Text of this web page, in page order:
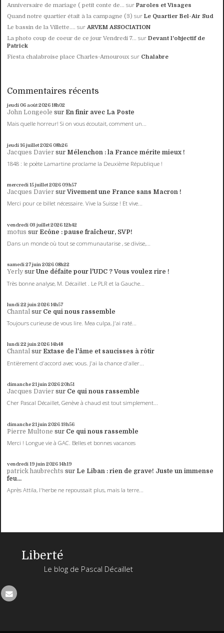
Anniversaire de mariage ( petit conte de... surParoles et Visages
Quand notre quartier était à la campagne (3) surLe Quartier Bel-Air Sud
Le bassin de la Villette.... sur ARVEM ASSOCIATION
La photo coup de coeur de ce jour Vendredi 7... surDevant l'objectif de
Patrick
Fiesta chalabroise place Charles-Amouroux sur Chalabre
Commentaires récents
jeudi 06 août 202618h02
John Longeole sur En finir avec La Poste
Mais quelle horreur! Si on vous écoutait, comment un...
jeudi 16juillet 2026 08h26
Jacques Davier sur Mélenchon : la France mérite mieux !
1848 : le poète Lamartine proclame la Deuxième République !
mercredi 15juillet 2026 09h57
Jacques Davier surVivement une France sans Macron !
Merci pour ce billet nécessaire. Vive la Suisse ! Et vive...
vendredi 03 juillet 202612h42
motus sur Ecône : pause fraîcheur, SVP!
Dans un monde où tout se communautarise , se divise,...
samedi 27juin 2026 08h22
Yerly surUne défaite pour l'UDC ? Vous voulez rire !
Très bonne analyse, M. Décaillet . Le PLR et la Gauche...
lundi 22 juin 202614h57
Chantal sur Ce qui nous rassemble
Toujours curieuse de vous lire. Mea culpa, J'ai raté...
lundi 22 juin 202614h48
Chantal sur Extase de l'âme et saucisses à rôtir
Entièrement d'accord avec vous. J'ai la chance d'aller...
dimanche 21 juin 202620h51
Jacques Davier sur Ce qui nous rassemble
Cher Pascal Décaillet, Genève à chaud est tout simplement...
dimanche 21 juin 202613h56
Pierre Multone sur Ce qui nous rassemble
Merci ! Longue vie à GAC. Belles et bonnes vacances
vendredi 19 juin 202614h19
patrick haubrechts sur Le Liban : rien de grave! Juste un immense
feu...
Après Attila, l'herbe ne repoussait plus, mais la terre...
Liberté
Le blog de Pascal Décaillet